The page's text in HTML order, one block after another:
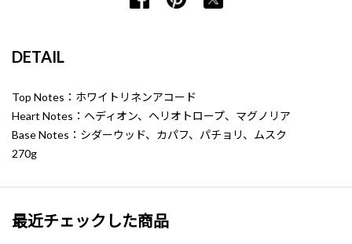
DETAIL
Top Notes：ホワイトリネンアコード
Heart Notes：ヘディオン、ヘリオトロープ、マグノリア
Base Notes：シダーウッド、カパフ、パチョリ、ムスク
270g
最近チェックした商品